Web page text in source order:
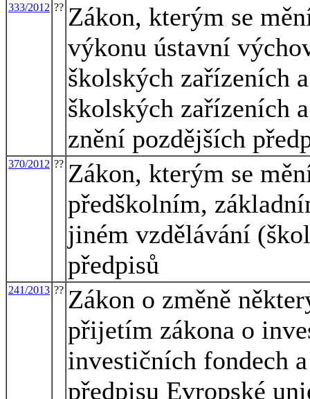
333/2012 ?? Zákon, kterým se
výkonu ústavní
školských zařízeních
školských zařízeních
znění pozdějších
370/2012 ?? Zákon, kterým se
předškolním,
jiném vzdělávání
předpisů
241/2013 ?? Zákon o změně
přijetím zákona o
investičních fondech
předpisu Evropské